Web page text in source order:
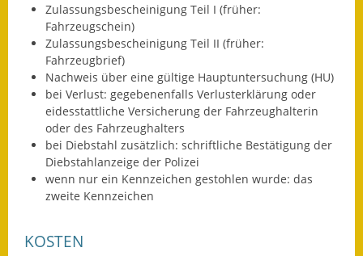
Was erledige ich wo?
Leben
Bauen und Wohnen
Zulassungsbescheinigung Teil I (früher:
Fahrzeugschein)
Zulassungsbescheinigung Teil II (früher:
Fahrzeugbrief)
Nachweis über eine gültige Hauptuntersuchung (HU)
bei Verlust: gegebenenfalls Verlusterklärung oder
eidesstattliche Versicherung der Fahrzeughalterin
oder des Fahrzeughalters
bei Diebstahl zusätzlich: schriftliche Bestätigung der
Diebstahlanzeige der Polizei
wenn nur ein Kennzeichen gestohlen wurde: das
zweite Kennzeichen
KOSTEN